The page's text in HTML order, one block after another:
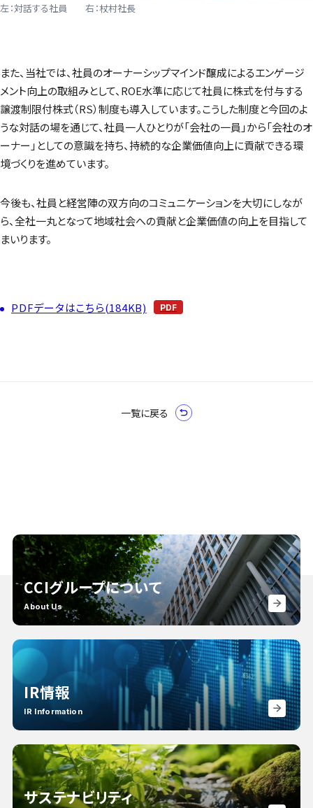
左：対話する社員 右：杖村社長
また、当社では、社員のオーナーシップマインド醸成によるエンゲージ
メント向上の取組みとして、ROE水準に応じて社員に株式を付与する
譲渡制限付株式（RS）制度も導入しています。こうした制度と今回のよ
うな対話の場を通じて、社員一人ひとりが「会社の一員」から「会社のオ
ーナー」としての意識を持ち、持続的な企業価値向上に貢献できる環
境づくりを進めています。
今後も、社員と経営陣の双方向のコミュニケーションを大切にしなが
ら、全社一丸となって地域社会への貢献と企業価値の向上を目指して
まいります。
PDFデータはこちら(184KB)
一覧に戻る
CCIグループについて
About Us
IR情報
IR Information
サステナビリティ